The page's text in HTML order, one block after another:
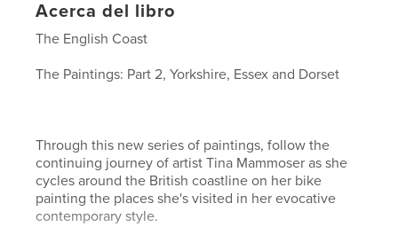
Acerca del libro
The English Coast
The Paintings: Part 2, Yorkshire, Essex and Dorset
Through this new series of paintings, follow the
continuing journey of artist Tina Mammoser as she
cycles around the British coastline on her bike
painting the places she's visited in her evocative
contemporary style.